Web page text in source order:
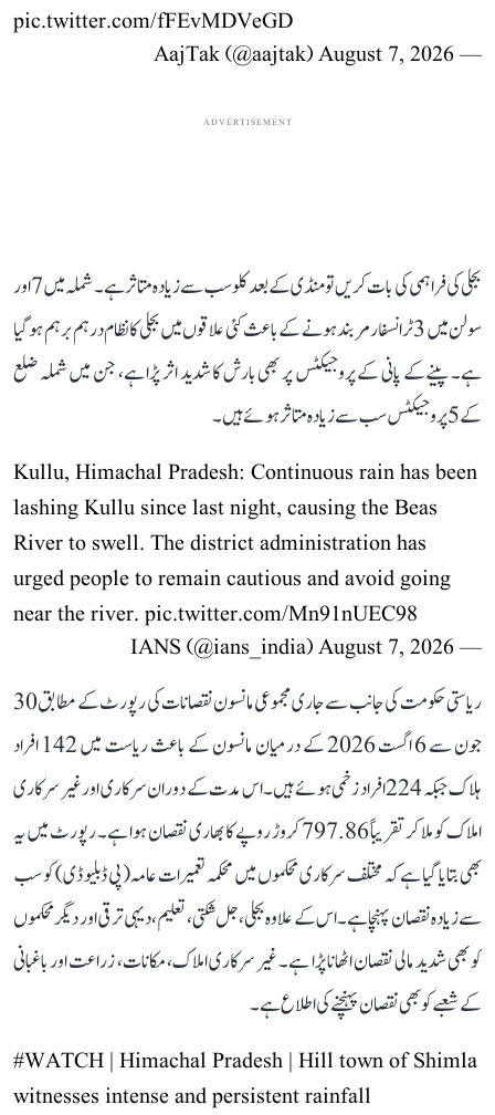
pic.twitter.com/fFEvMDVeGD
— AajTak (@aajtak)
August 7, 2026
ADVERTISEMENT
بجلی کی فراہمی کی بات کریں تو منڈی کے بعد کلو سب سے زیادہ متاثر ہے۔ شملہ میں 7 اور
سولن میں 3 ٹرانسفارمر بند ہونے کے باعث کئی علاقوں میں بجلی کا نظام درہم برہم ہو گیا
ہے۔ پینے کے پانی کے پروجیکٹس پر بھی بارش کا شدید اثر پڑا ہے، جن میں شملہ ضلع
کے 5 پروجیکٹس سب سے زیادہ متاثر ہوئے ہیں۔
Kullu, Himachal Pradesh: Continuous rain has been
lashing Kullu since last night, causing the Beas
River to swell. The district administration has
urged people to remain cautious and avoid going
near the river. pic.twitter.com/Mn91nUEC98
— IANS (@ians_india)
August 7, 2026
ریاستی حکومت کی جانب سے جاری مجموعی مانسون نقصانات کی رپورٹ کے مطابق 30
جون سے 6 اگست 2026 کے درمیان مانسون کے باعث ریاست میں 142 افراد
ہلاک جبکہ 224 افراد زخمی ہوئے ہیں۔ اس مدت کے دوران سرکاری اور غیر سرکاری
املاک کو ملا کر تقریباً 797.86 کروڑ روپے کا بھاری نقصان ہوا ہے۔ رپورٹ میں یہ
بھی بتایا گیا ہے کہ مختلف سرکاری محکموں میں محکمہ تعمیرات عامہ (پی ڈبلیو ڈی) کو سب
سے زیادہ نقصان پہنچا ہے۔ اس کے علاوہ بجلی، جل شکتی، تعلیم، دیہی ترقی اور دیگر محکموں
کو بھی شدید مالی نقصان اٹھانا پڑا ہے۔ غیر سرکاری املاک، مکانات، زراعت اور باغبانی
کے شعبے کو بھی نقصان پہنچنے کی اطلاع ہے۔
#WATCH | Himachal Pradesh | Hill town of Shimla
witnesses intense and persistent rainfall